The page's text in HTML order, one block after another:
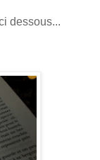
dessous...